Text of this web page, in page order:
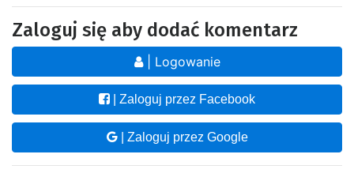
Zaloguj się aby dodać komentarz
| Logowanie
| Zaloguj przez Facebook
| Zaloguj przez Google